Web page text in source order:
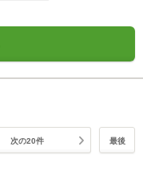
次の20件 最後